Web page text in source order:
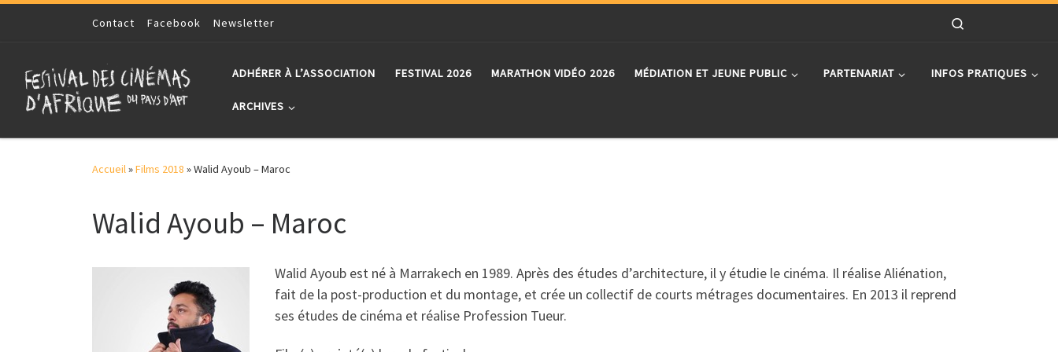
Skip to contentContact Facebook Newsletter
ADHÉRER À L’ASSOCIATION FESTIVAL 2026 MARATHON VIDÉO 2026 MÉDIATION ET JEUNE PUBLIC PARTENARIAT INFOS PRATIQUES
ARCHIVES
Accueil»Films 2018 »Walid Ayoub – Maroc
Walid Ayoub – Maroc
Walid Ayoub est né à Marrakech en 1989. Après des études d’architecture, il y étudie le cinéma. Il réalise Aliénation,
fait de la post-production et du montage, et crée un collectif de courts métrages documentaires. En 2013 il reprend
ses études de cinéma et réalise Profession Tueur.